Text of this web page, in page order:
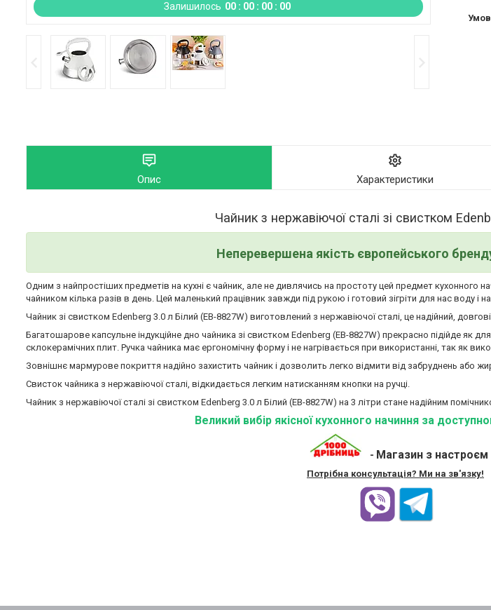
Залишилось 00 00 00 00
Опис Характеристики
Чайник з нержавіючої сталі зі свистком
Неперевершена якість європейського
Одним з найпростіших предметів на кухні є чайник, але не дивлячись на простоту цей предмет кухонного
чайником кілька разів в день. Цей маленький працівник завжди під рукою і готовий зігріти для нас воду і
Чайник зі свистком Edenberg 3.0 л Білий (EB-8827W) виготовлений з нержавіючої сталі, це надійний,
Багатошарове капсульне індукційне дно чайника зі свистком Edenberg (EB-8827W) прекрасно підійде як
склокерамічних плит. Ручка чайника має ергономічну форму і не нагрівається при використанні, так як
Зовнішнє мармурове покриття надійно захистить чайник і дозволить легко відмити від забруднень або
Свисток чайника з нержавіючої сталі, відкидається легким натисканням кнопки на ручці.
Чайник з нержавіючої сталі зі свистком Edenberg 3.0 л Білий (EB-8827W) на 3 літри стане надійним
Великий вибір якісної кухонного начиння за
- Магазин з настроєм
Потрібна консультація? Ми на зв'язку!